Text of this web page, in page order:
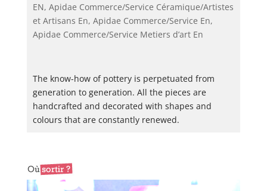
EN, Apidae Commerce/Service Céramique/Artistes
et Artisans En, Apidae Commerce/Service En,
Apidae Commerce/Service Metiers d’art En
The know-how of pottery is perpetuated from
generation to generation. All the pieces are
handcrafted and decorated with shapes and
colours that are constantly renewed.